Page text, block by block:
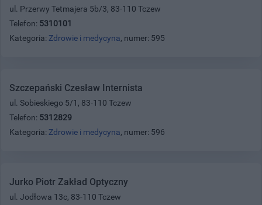
ul. Przerwy Tetmajera 5b/3, 83-110 Tczew
Telefon: 5310101
Kategoria: Zdrowie i medycyna, numer: 595
Szczepański Czesław Internista
ul. Sobieskiego 5/1, 83-110 Tczew
Telefon: 5312829
Kategoria: Zdrowie i medycyna, numer: 596
Jurko Piotr Zakład Optyczny
ul. Jodłowa 13c, 83-110 Tczew